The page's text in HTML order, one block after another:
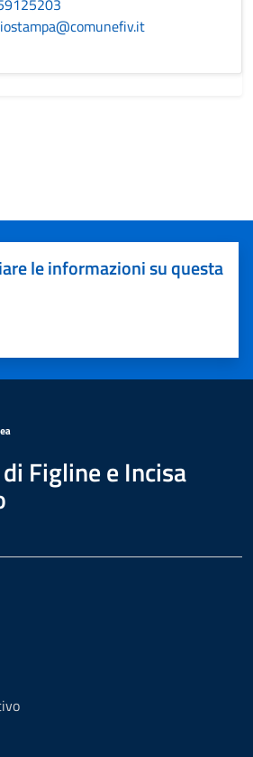
le informazioni su questa
5 stelle su 5
su 5
su 5
5
Figline e Incisa